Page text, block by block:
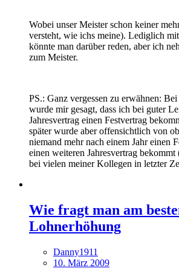
Wobei unser Meister schon keiner
versteht, wie ichs meine). Lediglich
könnte man darüber reden, aber ich
zum Meister.
PS.: Ganz vergessen zu erwähnen:
wurde mir gesagt, dass ich bei guter
Jahresvertrag einen Festvertrag
später wurde aber offensichtlich von
niemand mehr nach einem Jahr einen
einen weiteren Jahresvertrag bekommt
bei vielen meiner Kollegen in letzter
Wie fragt man am
Lohnerhöhung
Danny1911
10. März 2009